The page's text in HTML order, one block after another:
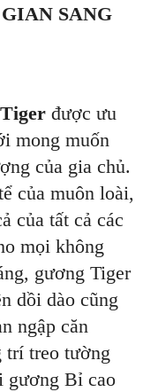
SANG
được ưu
mong muốn
của gia chủ.
của muôn loài,
của tất cả các
mọi không
gương Tiger
dồi dào cũng
ngập căn
trí treo tường
gương Bỉ cao